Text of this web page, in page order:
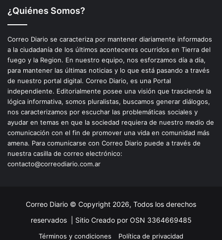
¿Quiénes Somos?
Correo Diario se caracteriza por mantener diariamente informados
a la ciudadanía de los últimos aconteceres ocurridos en Tierra del
fuego y la Region. En nuestro equipo, nos esforzamos día a día,
para mantener las últimas noticias y lo que está pasando a través
de nuestro portal digital. Correo Diario, es una Portal
independiente. Editorialmente posee una visión que trasciende la
lógica informativa, somos pluralistas, buscamos generar diálogos,
nos caracterizamos por escuchar las problemáticas sociales y
ayudar en temas en que la sociedad requiera de nuestro medio de
comunicación con el fin de promover una vida en comunidad más
amena. Para comunicarse con Correo Diario puede a través de
nuestra casilla de correo electrónico:
contacto@correodiario.com.ar
Correo Diario © Copyright 2026, Todos los derechos
reservados | Sitio Creado por OSN 3364669485
Términos y condiciones Política de privacidad